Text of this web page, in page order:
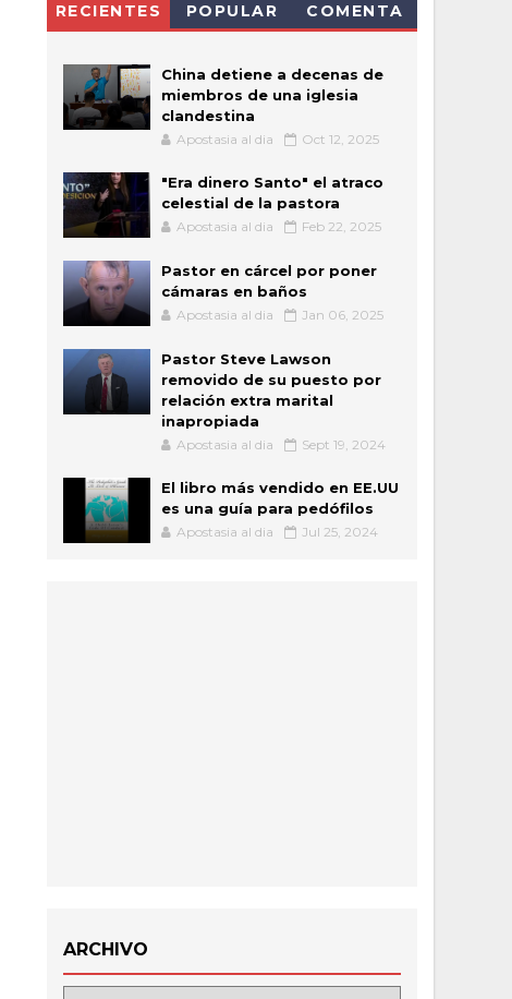
RECIENTES POPULAR COMENTA
China detiene a decenas de
miembros de una iglesia
clandestina
Apostasia al dia Oct 12, 2025
"Era dinero Santo" el atraco
celestial de la pastora
Apostasia al dia Feb 22, 2025
Pastor en cárcel por poner
cámaras en baños
Apostasia al dia Jan 06, 2025
Pastor Steve Lawson
removido de su puesto por
relación extra marital
inapropiada
Apostasia al dia Sept 19, 2024
El libro más vendido en EE.UU
es una guía para pedófilos
Apostasia al dia Jul 25, 2024
ARCHIVO